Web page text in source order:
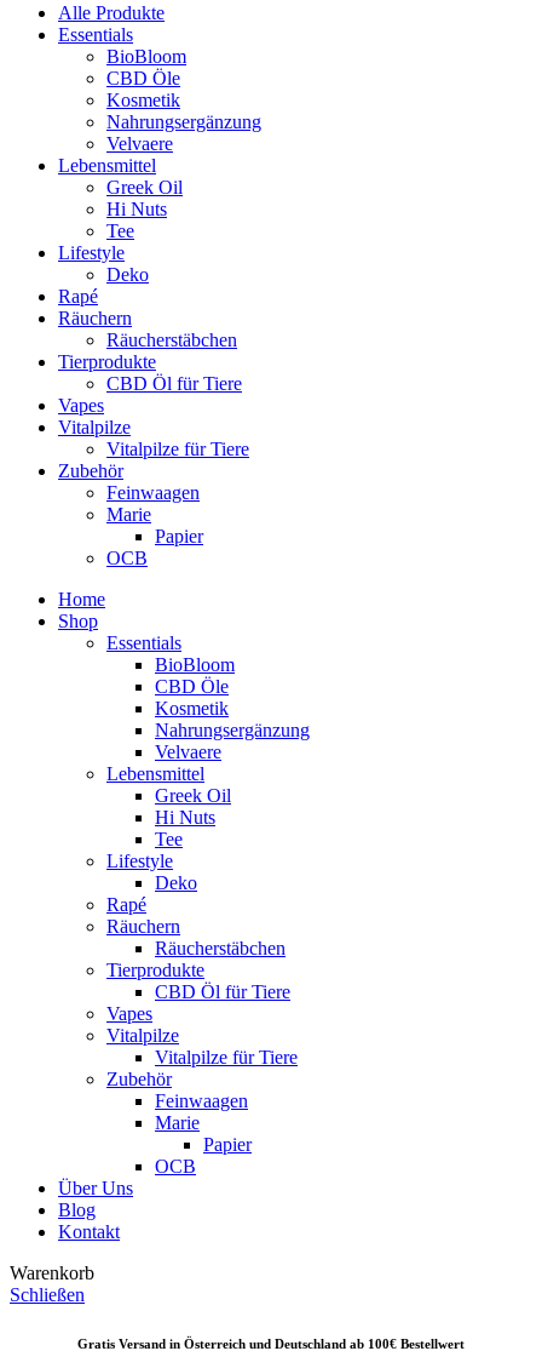
Alle Produkte
Essentials
BioBloom
CBD Öle
Kosmetik
Nahrungsergänzung
Velvaere
Lebensmittel
Greek Oil
Hi Nuts
Tee
Lifestyle
Deko
Rapé
Räuchern
Räucherstäbchen
Tierprodukte
CBD Öl für Tiere
Vapes
Vitalpilze
Vitalpilze für Tiere
Zubehör
Feinwaagen
Marie
Papier
OCB
Home
Shop
Essentials
BioBloom
CBD Öle
Kosmetik
Nahrungsergänzung
Velvaere
Lebensmittel
Greek Oil
Hi Nuts
Tee
Lifestyle
Deko
Rapé
Räuchern
Räucherstäbchen
Tierprodukte
CBD Öl für Tiere
Vapes
Vitalpilze
Vitalpilze für Tiere
Zubehör
Feinwaagen
Marie
Papier
OCB
Über Uns
Blog
Kontakt
Warenkorb
Schließen
Gratis Versand in Österreich und Deutschland ab 100€ Bestellwert